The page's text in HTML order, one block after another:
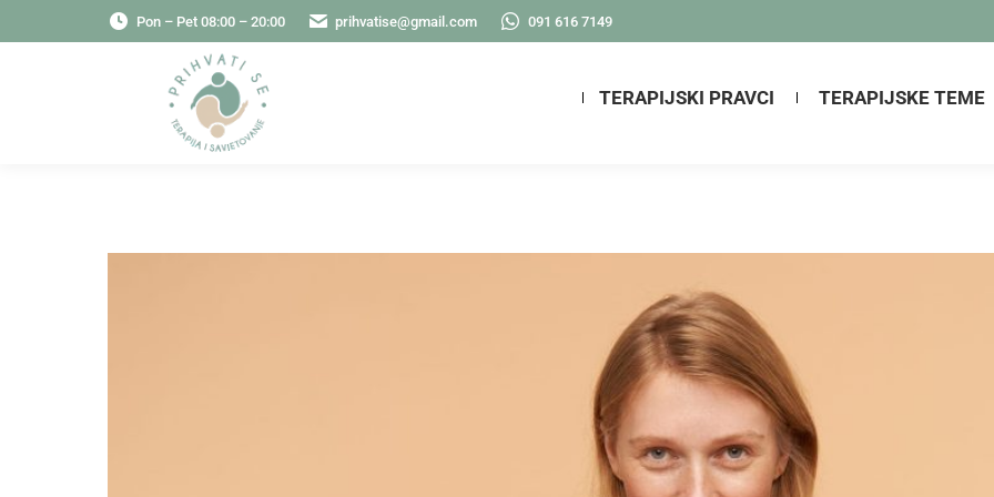
Pon – Pet 08:00 – 20:00 prihvatise@gmail.com 091 616 7149
TERAPIJSKI PRAVCI TERAPIJSKE TEME